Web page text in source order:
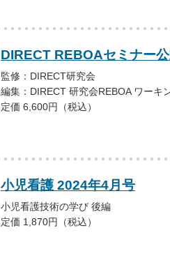
DIRECT REBOAセミナー
監修：DIRECT研究会
編集：DIRECT 研究会REBOA ワーキ
定価 6,600円（税込）
小児看護 2024年4月号
小児看護技術の学び 後編
定価 1,870円（税込）